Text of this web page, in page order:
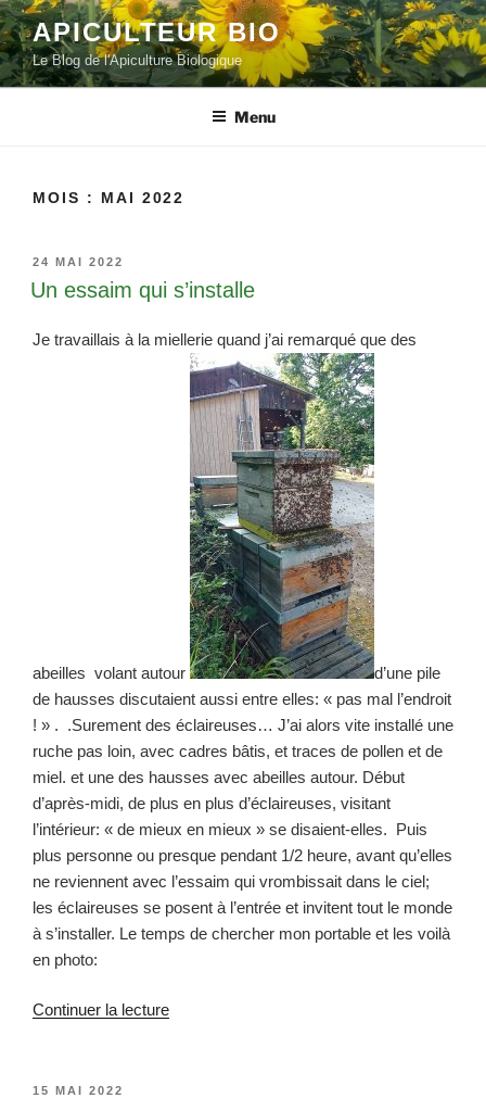
Aller
au
contenu
principal
APICULTEUR BIO
Le Blog de l'Apiculture Biologique
Menu
MOIS : MAI 2022
PUBLIÉ
LE
24 MAI 2022
Un essaim qui s’installe
Je travaillais à la miellerie quand j’ai remarqué que des
abeilles volant autour
d’une pile
de hausses discutaient aussi entre elles: « pas mal l’endroit
! » . .Surement des éclaireuses… J’ai alors vite installé une
ruche pas loin, avec cadres bâtis, et traces de pollen et de
miel. et une des hausses avec abeilles autour. Début
d’après-midi, de plus en plus d’éclaireuses, visitant
l’intérieur: « de mieux en mieux » se disaient-elles. Puis
plus personne ou presque pendant 1/2 heure, avant qu’elles
ne reviennent avec l’essaim qui vrombissait dans le ciel;
les éclaireuses se posent à l’entrée et invitent tout le monde
à s’installer. Le temps de chercher mon portable et les voilà
en photo:
Continuer la lecturede
PUBLIÉ
15 MAI 2022